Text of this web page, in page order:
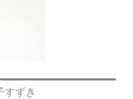
すずき